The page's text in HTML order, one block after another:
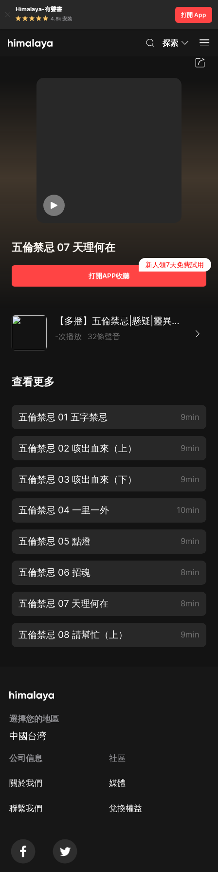
Himalaya-有聲書
4.8k 安裝
打開 App
探索
五倫禁忌 07 天理何在
打開APP收聽
新人領7天免費試用
【多播】五倫禁忌|懸疑|靈異事件|恐怖驚悚|姍姍來遲_da演播
-次播放 32條聲音
查看更多
五倫禁忌 01 五字禁忌 9min
五倫禁忌 02 咳出血來（上） 9min
五倫禁忌 03 咳出血來（下） 9min
五倫禁忌 04 一里一外 10min
五倫禁忌 05 點燈 9min
五倫禁忌 06 招魂 8min
五倫禁忌 07 天理何在 8min
五倫禁忌 08 請幫忙（上） 9min
選擇您的地區
中國台湾
公司信息
關於我們
聯繫我們
社區
媒體
兌換權益